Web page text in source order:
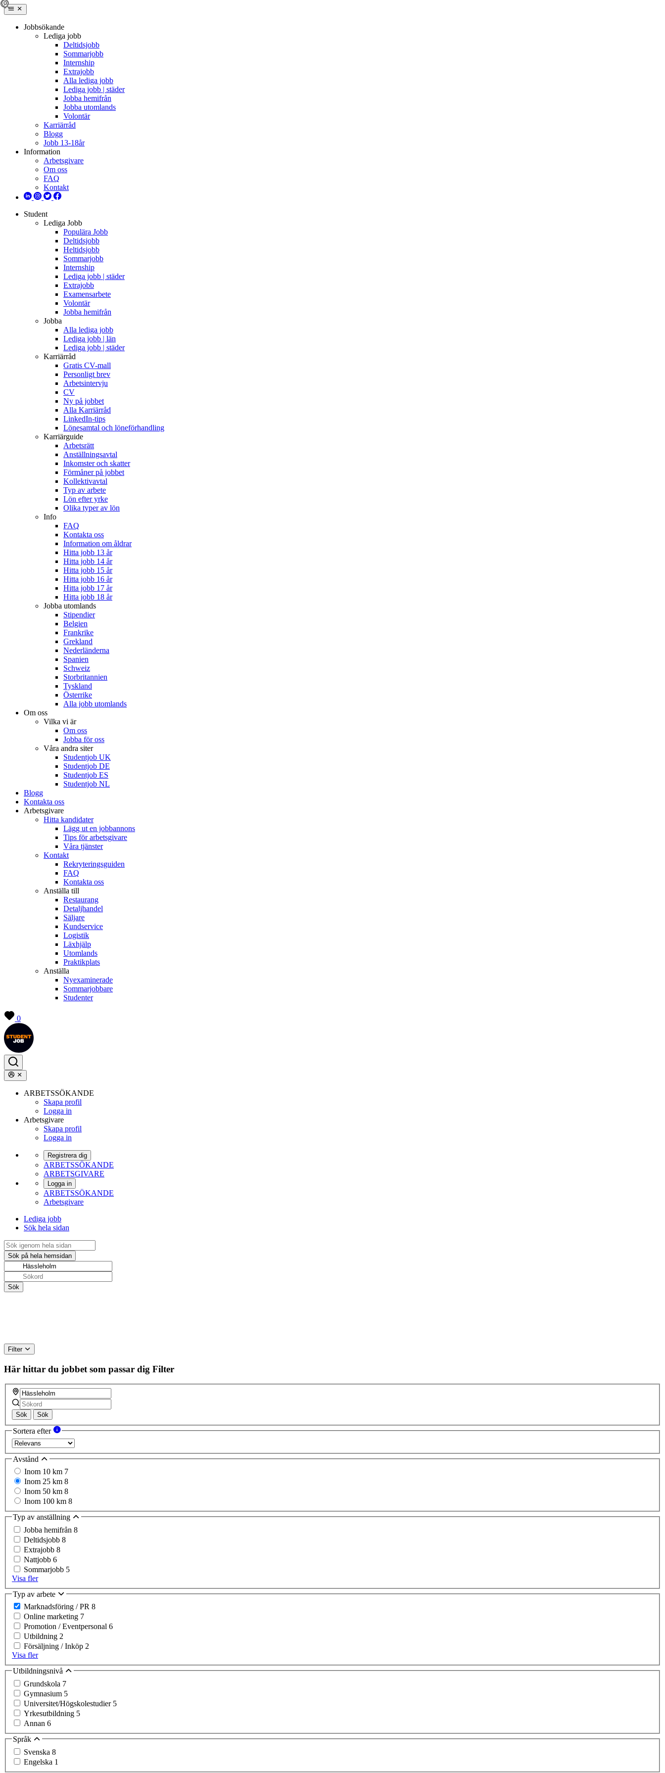
Jobbsökande
Lediga jobb
Deltidsjobb
Sommarjobb
Internship
Extrajobb
Alla lediga jobb
Lediga jobb | städer
Jobba hemifrån
Jobba utomlands
Volontär
Karriärråd
Blogg
Jobb 13-18år
Information
Arbetsgivare
Om oss
FAQ
Kontakt
Student
Lediga Jobb
Populära Jobb
Deltidsjobb
Heltidsjobb
Sommarjobb
Internship
Lediga jobb | städer
Extrajobb
Examensarbete
Volontär
Jobba hemifrån
Jobba
Alla lediga jobb
Lediga jobb | län
Lediga jobb | städer
Karriärråd
Gratis CV-mall
Personligt brev
Arbetsintervju
CV
Ny på jobbet
Alla Karriärråd
LinkedIn-tips
Lönesamtal och löneförhandling
Karriärguide
Arbetsrätt
Anställningsavtal
Inkomster och skatter
Förmåner på jobbet
Kollektivavtal
Typ av arbete
Lön efter yrke
Olika typer av lön
Info
FAQ
Kontakta oss
Information om åldrar
Hitta jobb 13 år
Hitta jobb 14 år
Hitta jobb 15 år
Hitta jobb 16 år
Hitta jobb 17 år
Hitta jobb 18 år
Jobba utomlands
Stipendier
Belgien
Frankrike
Grekland
Nederländerna
Spanien
Schweiz
Storbritannien
Tyskland
Österrike
Alla jobb utomlands
Om oss
Vilka vi är
Om oss
Jobba för oss
Våra andra siter
Studentjob UK
Studentjob DE
Studentjob ES
Studentjob NL
Blogg
Kontakta oss
Arbetsgivare
Hitta kandidater
Lägg ut en jobbannons
Tips för arbetsgivare
Våra tjänster
Kontakt
Rekryteringsguiden
FAQ
Kontakta oss
Anställa till
Restaurang
Detaljhandel
Säljare
Kundservice
Logistik
Läxhjälp
Utomlands
Praktikplats
Anställa
Nyexaminerade
Sommarjobbare
Studenter
0
ARBETSSÖKANDE
Skapa profil
Logga in
Arbetsgivare
Skapa profil
Logga in
Registrera dig
ARBETSSÖKANDE
ARBETSGIVARE
Logga in
ARBETSSÖKANDE
Arbetsgivare
Lediga jobb
Sök hela sidan
Filter
Här hittar du jobbet som passar dig Filter
Sök Sök
Sortera efter
Avstånd
Inom 10 km 7
Inom 25 km 8
Inom 50 km 8
Inom 100 km 8
Typ av anställning
Jobba hemifrån 8
Deltidsjobb 8
Extrajobb 8
Nattjobb 6
Sommarjobb 5
Visa fler
Typ av arbete
Marknadsföring / PR 8
Online marketing 7
Promotion / Eventpersonal 6
Utbildning 2
Försäljning / Inköp 2
Visa fler
Utbildningsnivå
Grundskola 7
Gymnasium 5
Universitet/Högskolestudier 5
Yrkesutbildning 5
Annan 6
Språk
Svenska 8
Engelska 1